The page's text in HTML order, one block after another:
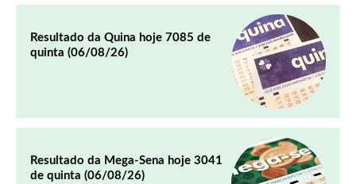
Resultado da Quina hoje 7085 de
quinta (06/08/26)
Resultado da Mega-Sena hoje 3041
de quinta (06/08/26)